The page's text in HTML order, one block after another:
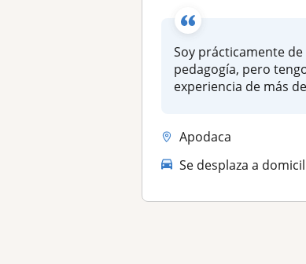
Soy prácticamente de
pedagogía, pero
experiencia de más
Apodaca
Se desplaza a